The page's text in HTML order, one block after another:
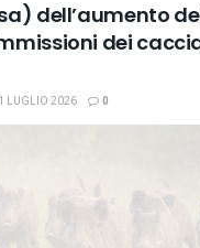
dell’aumento
dei
LUGLIO 2026 0